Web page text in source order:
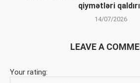
qiymətləri
14/07/2026
LEAVE A
Your rating: